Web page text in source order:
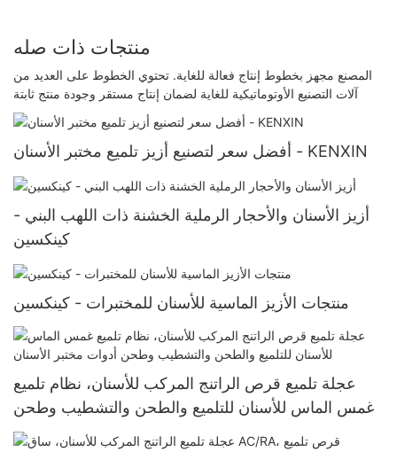
منتجات ذات صله
المصنع مجهز بخطوط إنتاج فعالة للغاية. تحتوي الخطوط على العديد من
آلات التصنيع الأوتوماتيكية للغاية لضمان إنتاج مستقر وجودة منتج ثابتة
أفضل سعر لتصنيع أزيز تلميع مختبر الأسنان - KENXIN
أزيز الأسنان والأحجار الرملية الخشنة ذات اللهب البني -
كينكسين
منتجات الأزيز الماسية للأسنان للمختبرات - كينكسين
عجلة تلميع قرص الراتنج المركب للأسنان، نظام تلميع
غمس الماس للأسنان للتلميع والطحن والتشطيب وطحن
أدوات مختبر الأسنان